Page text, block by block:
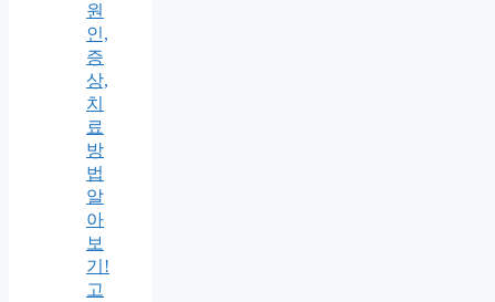
원
인,
증
상,
치
료
방
법
알
아
보
기!
고